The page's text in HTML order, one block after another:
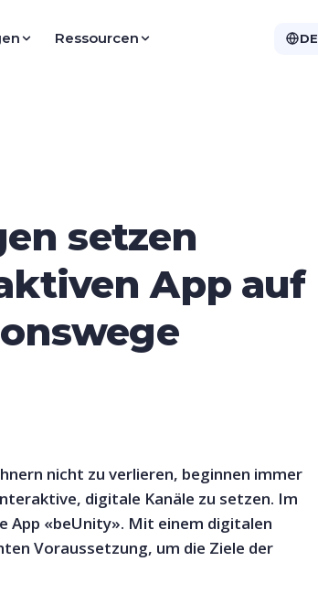
Ressourcen DE
setzen
App auf
nicht zu verlieren, beginnen immer
digitale Kanäle zu setzen. Im
App «beUnity». Mit einem digitalen
Voraussetzung, um die Ziele der